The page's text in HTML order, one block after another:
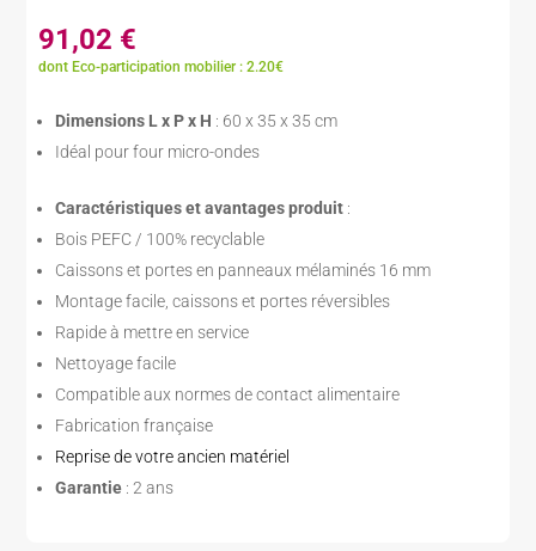
91,02 €
dont Eco-participation mobilier : 2.20€
Dimensions L x P x H : 60 x 35 x 35 cm
Idéal pour four micro-ondes
Caractéristiques et avantages produit :
Bois PEFC / 100% recyclable
Caissons et portes en panneaux mélaminés 16 mm
Montage facile, caissons et portes réversibles
Rapide à mettre en service
Nettoyage facile
Compatible aux normes de contact alimentaire
Fabrication française
Reprise de votre ancien matériel
Garantie : 2 ans